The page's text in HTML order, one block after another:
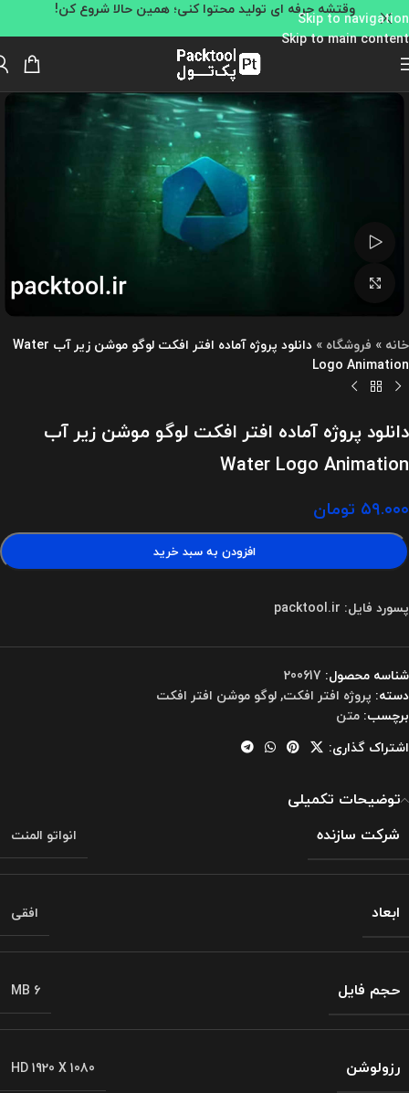
Skip to navigation
Skip to main content
وقتشه حرفه ای تولید محتوا کنی؛ همین حالا شروع کن!
خانه » فروشگاه »
دانلود پروژه آماده افتر افکت لوگو موشن زیر آب Water
Logo Animation
دانلود پروژه آماده افتر افکت لوگو موشن زیر آب
Water Logo Animation
۵۹.۰۰۰ تومان
افزودن به سبد خرید
پسورد فایل: packtool.ir
شناسه محصول: 200617
دسته: پروژه افتر افکت,لوگو موشن افتر افکت
برچسب: متن
اشتراک گذاری:
توضیحات تکمیلی
شرکت سازنده
انواتو المنت
ابعاد افقی
حجم فایل MB 6
رزولوشن HD 1920 X 1080